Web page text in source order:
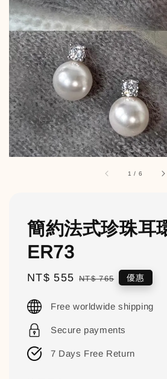
1 / 6
簡約法式珍珠耳
ER73
Sale
NT$ 555 Regular
NT$ 765 優惠
Free worldwide shipping
Secure payments
7 Days Free Return